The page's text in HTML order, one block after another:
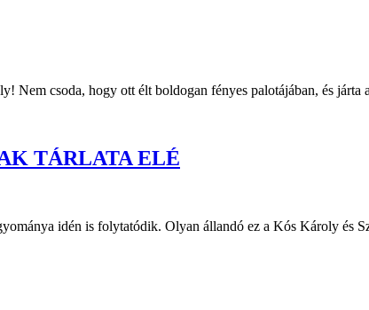
Nem csoda, hogy ott élt boldogan fényes palotájában, és járta
TÁRLATA ELÉ
idén is folytatódik. Olyan állandó ez a Kós Károly és